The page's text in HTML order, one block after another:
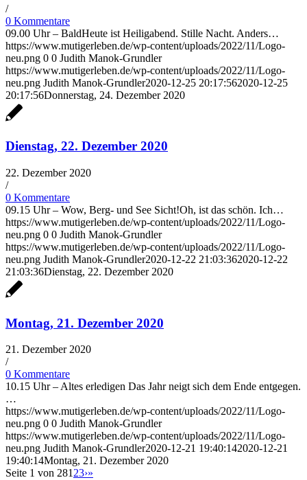
/
0 Kommentare
09.00 Uhr – BaldHeute ist Heiligabend. Stille Nacht. Anders…
https://www.mutigerleben.de/wp-content/uploads/2022/11/Logo-
neu.png 0 0 Judith Manok-Grundler
https://www.mutigerleben.de/wp-content/uploads/2022/11/Logo-
neu.png Judith Manok-Grundler2020-12-25 20:17:562020-12-25
20:17:56Donnerstag, 24. Dezember 2020
Dienstag, 22. Dezember 2020
22. Dezember 2020
/
0 Kommentare
09.15 Uhr – Wow, Berg- und See Sicht!Oh, ist das schön. Ich…
https://www.mutigerleben.de/wp-content/uploads/2022/11/Logo-
neu.png 0 0 Judith Manok-Grundler
https://www.mutigerleben.de/wp-content/uploads/2022/11/Logo-
neu.png Judith Manok-Grundler2020-12-22 21:03:362020-12-22
21:03:36Dienstag, 22. Dezember 2020
Montag, 21. Dezember 2020
21. Dezember 2020
/
0 Kommentare
10.15 Uhr – Altes erledigen Das Jahr neigt sich dem Ende entgegen.
…
https://www.mutigerleben.de/wp-content/uploads/2022/11/Logo-
neu.png 0 0 Judith Manok-Grundler
https://www.mutigerleben.de/wp-content/uploads/2022/11/Logo-
neu.png Judith Manok-Grundler2020-12-21 19:40:142020-12-21
19:40:14Montag, 21. Dezember 2020
Seite 1 von 281 23›»